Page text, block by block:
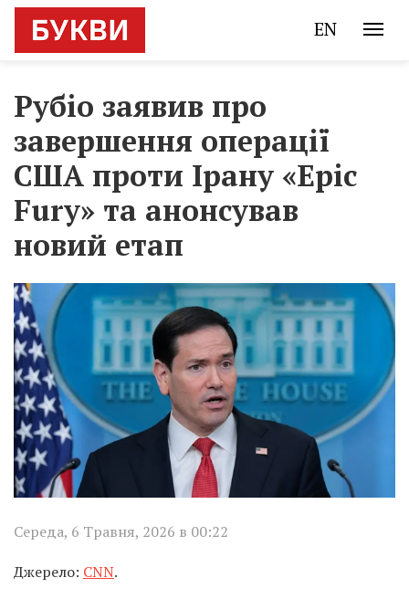
EN
Рубіо заявив про
завершення операції
США проти Ірану «Epic
Fury» та анонсував
новий етап
Середа, 6 Травня, 2026 в 00:22
Джерело: CNN.